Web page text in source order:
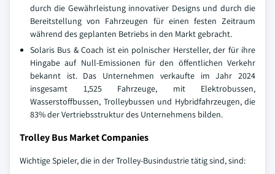
durch die Gewährleistung innovativer Designs und durch die
Bereitstellung von Fahrzeugen für einen festen Zeitraum
während des geplanten Betriebs in den Markt gebracht.
Solaris Bus & Coach ist ein polnischer Hersteller, der für ihre
Hingabe auf Null-Emissionen für den öffentlichen Verkehr
bekannt ist. Das Unternehmen verkaufte im Jahr 2024
insgesamt 1,525 Fahrzeuge, mit Elektrobussen,
Wasserstoffbussen, Trolleybussen und Hybridfahrzeugen, die
83% der Vertriebsstruktur des Unternehmens bilden.
Trolley Bus Market Companies
Wichtige Spieler, die in der Trolley-Busindustrie tätig sind, sind: